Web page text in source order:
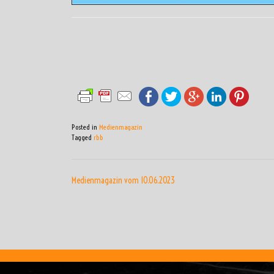
Posted in Medienmagazin
Tagged rbb
Medienmagazin vom 10.06.2023